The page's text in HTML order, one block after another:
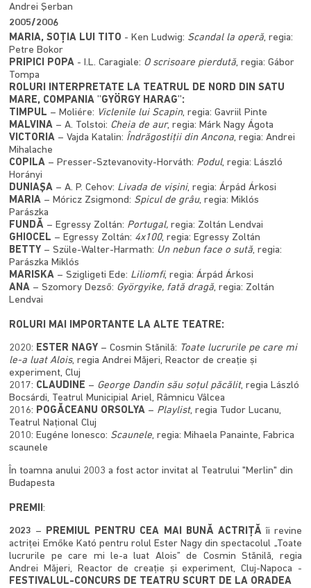
Andrei Şerban
2005/2006
MARIA, SOŢIA LUI TITO - Ken Ludwig: Scandal la operă, regia:
Petre Bokor
PRIPICI POPA - I.L. Caragiale: O scrisoare pierdută, regia: Gábor
Tompa
ROLURI INTERPRETATE LA TEATRUL DE NORD DIN SATU
MARE, COMPANIA "GYÖRGY HARAG":
TIMPUL – Moliére: Viclenile lui Scapin, regia: Gavriil Pinte
MALVINA – A. Tolstoi: Cheia de aur, regia: Márk Nagy Ágota
VICTORIA – Vajda Katalin: Îndrăgostiţii din Ancona, regia: Andrei
Mihalache
COPILA – Presser-Sztevanovity-Horváth: Podul, regia: László
Horányi
DUNIAŞA – A. P. Cehov: Livada de vişini, regia: Árpád Árkosi
MARIA – Móricz Zsigmond: Spicul de grâu, regia: Miklós
Parászka
FUNDĂ – Egressy Zoltán: Portugal, regia: Zoltán Lendvai
GHIOCEL – Egressy Zoltán: 4x100, regia: Egressy Zoltán
BETTY – Szüle-Walter-Harmath: Un nebun face o sută, regia:
Parászka Miklós
MARISKA – Szigligeti Ede: Liliomfi, regia: Árpád Árkosi
ANA – Szomory Dezső: Györgyike, fată dragă, regia: Zoltán
Lendvai
ROLURI MAI IMPORTANTE LA ALTE TEATRE:
2020: ESTER NAGY – Cosmin Stănilă: Toate lucrurile pe care mi
le-a luat Alois, regia Andrei Măjeri, Reactor de creație și
experiment, Cluj
2017: CLAUDINE – George Dandin său soțul păcălit, regia László
Bocsárdi, Teatrul Municipial Ariel, Râmnicu Vâlcea
2016: POGĂCEANU ORSOLYA – Playlist, regia Tudor Lucanu,
Teatrul Național Cluj
2010: Eugéne Ionesco: Scaunele, regia: Mihaela Panainte, Fabrica
scaunele
În toamna anului 2003 a fost actor invitat al Teatrului "Merlin" din
Budapesta
PREMII:
2023 – PREMIUL PENTRU CEA MAI BUNĂ ACTRIȚĂîi revine
actriței Emőke Kató pentru rolul Ester Nagy din spectacolul „Toate
lucrurile pe care mi le-a luat Alois” de Cosmin Stănilă, regia
Andrei Măjeri, Reactor de creație și experiment, Cluj-Napoca -
FESTIVALUL-CONCURS DE TEATRU SCURT DE LA ORADEA